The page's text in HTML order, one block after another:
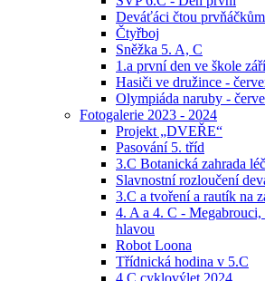
Deváťáci čtou prvňáčkům
Čtyřboj
Sněžka 5. A, C
1.a první den ve škole
Hasiči ve družince -
Olympiáda naruby -
Fotogalerie 2023 - 2024
Projekt „DVEŘE“
Pasování 5. tříd
3.C Botanická zahrada
Slavnostní rozloučení
3.C a tvoření a rautík na
4. A a 4. C -
hlavou
Robot Loona
Třídnická hodina v 5.C
4.C cyklovýlet 2024